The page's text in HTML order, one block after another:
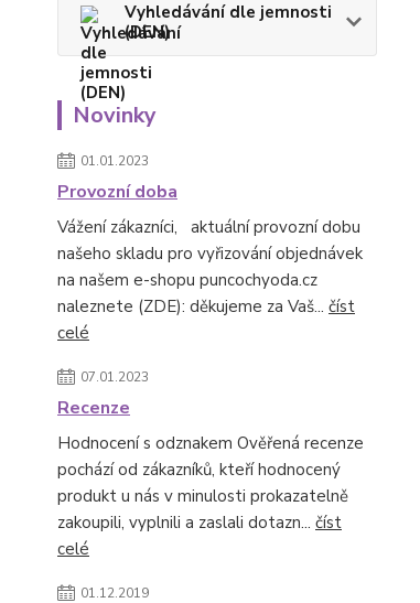
Vyhledávání dle jemnosti
(DEN)
Novinky
01.01.2023
Provozní doba
Vážení zákazníci, aktuální provozní dobu
našeho skladu pro vyřizování objednávek
na našem e-shopu puncochyoda.cz
naleznete (ZDE): děkujeme za Vaš... číst
celé
07.01.2023
Recenze
Hodnocení s odznakem Ověřená recenze
pochází od zákazníků, kteří hodnocený
produkt u nás v minulosti prokazatelně
zakoupili, vyplnili a zaslali dotazn... číst
celé
01.12.2019